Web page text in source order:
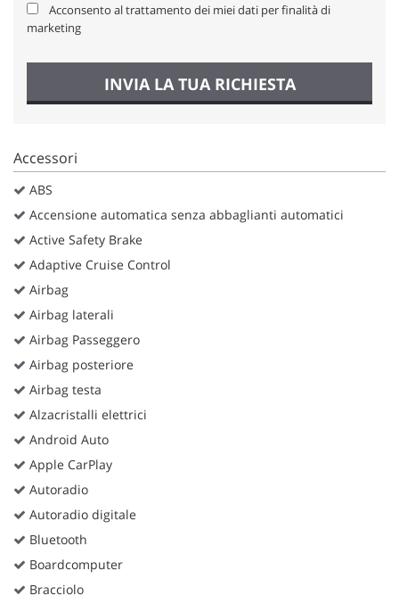
Acconsento al trattamento dei miei dati per finalità di
marketing
INVIA LA TUA RICHIESTA
Accessori
ABS
Accensione automatica senza abbaglianti automatici
Active Safety Brake
Adaptive Cruise Control
Airbag
Airbag laterali
Airbag Passeggero
Airbag posteriore
Airbag testa
Alzacristalli elettrici
Android Auto
Apple CarPlay
Autoradio
Autoradio digitale
Bluetooth
Boardcomputer
Bracciolo
Leggi
la